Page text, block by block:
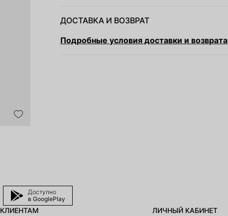
ДОСТАВКА И ВОЗВРАТ
Подробные условия доставки и возврата
Доступно
в GooglePlay
КЛИЕНТАМ ЛИЧНЫЙ КАБИНЕТ